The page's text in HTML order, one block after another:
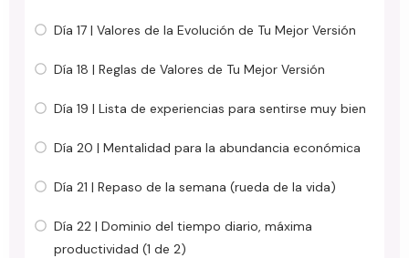
Día 17 | Valores de la Evolución de Tu Mejor Versión
Día 18 | Reglas de Valores de Tu Mejor Versión
Día 19 | Lista de experiencias para sentirse muy bien
Día 20 | Mentalidad para la abundancia económica
Día 21 | Repaso de la semana (rueda de la vida)
Día 22 | Dominio del tiempo diario, máxima
productividad (1 de 2)